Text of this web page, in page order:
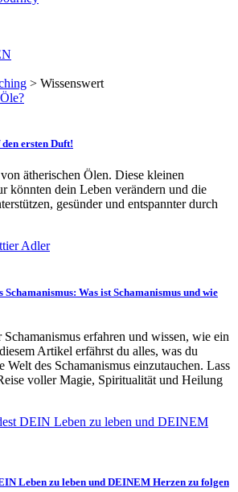
> Wissenswert
ersten Duft!
ätherischen Ölen. Diese kleinen
könnten dein Leben verändern und die
gesünder und entspannter durch
Was ist Schamanismus und wie
erfahren und wissen, wie ein
Artikel erfährst du alles, was du
Welt des Schamanismus einzutauchen. Lass
voller Magie, Spiritualität und Heilung
Leben zu leben und DEINEM Herzen zu folgen